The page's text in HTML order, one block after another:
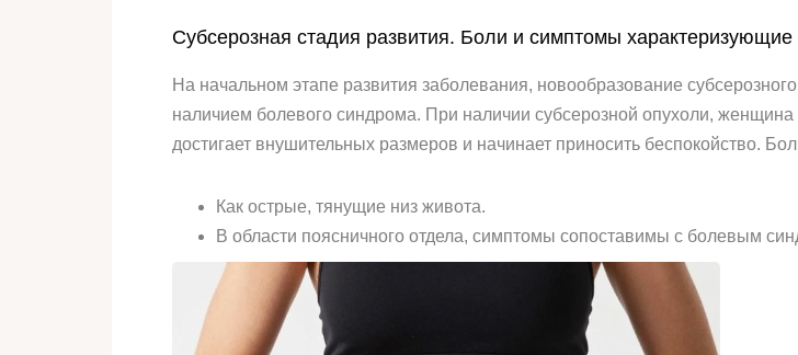
Субсерозная стадия развития. Боли и симптомы характеризующие
На начальном этапе развития заболевания, новообразование
наличием болевого синдрома. При наличии субсерозной опухоли, женщина
достигает внушительных размеров и начинает приносить беспокойство.
Как острые, тянущие низ живота.
В области поясничного отдела, симптомы сопоставимы с болевым